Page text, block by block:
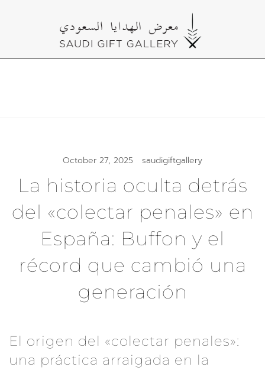
Cultural Gifts Made in Saudi Arabia معرض
October 27, 2025 saudigiftgallery
La historia oculta detrás
del «colectar penales» en
España: Buffon y el
récord que cambió una
generación
El origen del «colectar penales»:
una práctica arraigada en la